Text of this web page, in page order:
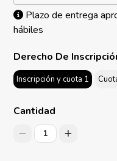
Plazo de entrega
hábiles
Derecho De
Inscripción y cuota 1
Cantidad
1